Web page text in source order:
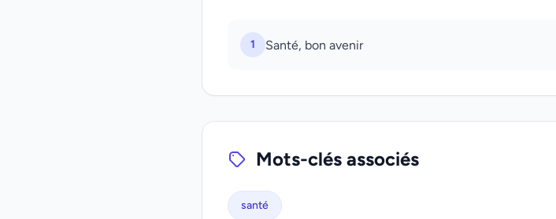
1 Santé, bon avenir
Mots-clés associés
santé